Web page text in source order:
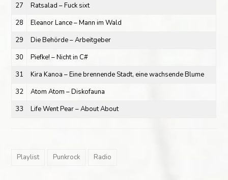
27
Ratsalad – Fuck sixt
28
Eleanor Lance – Mann im Wald
29
Die Behörde – Arbeitgeber
30
Piefke! – Nicht in C#
31
Kira Kanoa – Eine brennende Stadt, eine wachsende Blume
32
Atom Atom – Diskofauna
33
Life Went Pear – About About
Playlist Punkrock Radio